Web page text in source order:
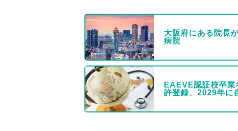
大阪府にある院長
病院
EAEVE認証校卒
許登録、2029年に